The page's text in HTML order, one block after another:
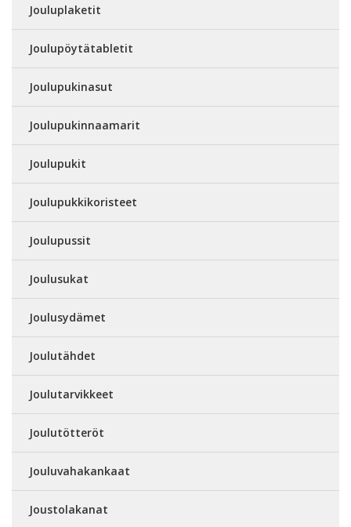
Jouluplaketit
Joulupöytätabletit
Joulupukinasut
Joulupukinnaamarit
Joulupukit
Joulupukkikoristeet
Joulupussit
Joulusukat
Joulusydämet
Joulutähdet
Joulutarvikkeet
Joulutötteröt
Jouluvahakankaat
Joustolakanat